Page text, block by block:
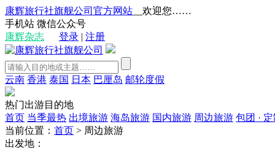
康辉旅行社旗舰公司官方网站 __欢迎您……
手机站 微信公众号
康辉杂志
登录 | 注册
云南 香港 泰国 日本 巴厘岛 邮轮度假
热门出游目的地
首页 当季最热 出境旅游 海岛旅游 国内旅游 周边旅游 包团 ·
当前位置： 首页 > 周边旅游
出发地：